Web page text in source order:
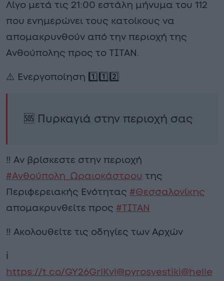
Λίγο μετά τις 21:00 εστάλη μήνυμα του 112
που ενημερώνει τους κατοίκους να
απομακρυνθούν από την περιοχή της
Ανθούπολης προς το ΤΙΤΑΝ.
⚠️ Ενεργοποίηση 1️⃣1️⃣2️⃣
🆘 Πυρκαγιά στην περιοχή σας
‼️ Αν βρίσκεστε στην περιοχή
#Ανθούπολη_Ωραιοκάστρου της
Περιφερειακής Ενότητας #Θεσσαλονίκης
απομακρυνθείτε προς #ΤΙΤΑΝ
‼️ Ακολουθείτε τις οδηγίες των Αρχών
ℹ️
https://t.co/GY26GrlKvl @pyrosvestiki@helle